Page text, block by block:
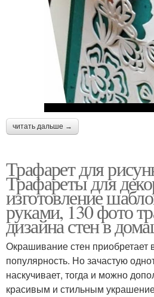
читать дальше →
Трафарет для
Трафареты для
изготовление
руками, 130 фото
дизайна стен в
Окрашивание стен приобретает
популярность. Но зачастую
наскучивает, тогда и можно
красивым и стильным